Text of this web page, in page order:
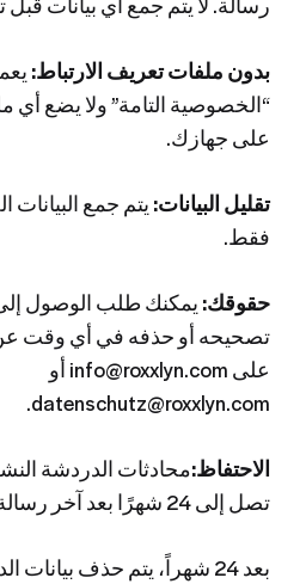
بدون ملفات تعريف الارتباط:
“الخصوصية التامة” ولا يضع أي
على جهازك.
تقليل البيانات: يتم جمع البيانات
فقط.
حقوقك: يمكنك طلب الوصول
تصحيحه أو حذفه في أي وقت عن
على info@roxxlyn.com أو
datenschutz@roxxlyn.com.
الاحتفاظ:محادثات الدردشة
تصل إلى 24 شهرًا بعد آخر رسالة.
بعد 24 شهراً، يتم حذف